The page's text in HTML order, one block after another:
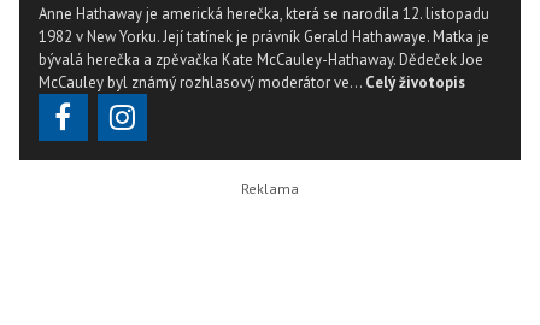
Anne Hathaway je americká herečka, která se narodila 12. listopadu
1982 v New Yorku. Její tatínek je právník Gerald Hathawaye. Matka je
bývalá herečka a zpěvačka Kate McCauley-Hathaway. Dědeček Joe
McCauley byl známý rozhlasový moderátor ve... Celý životopis